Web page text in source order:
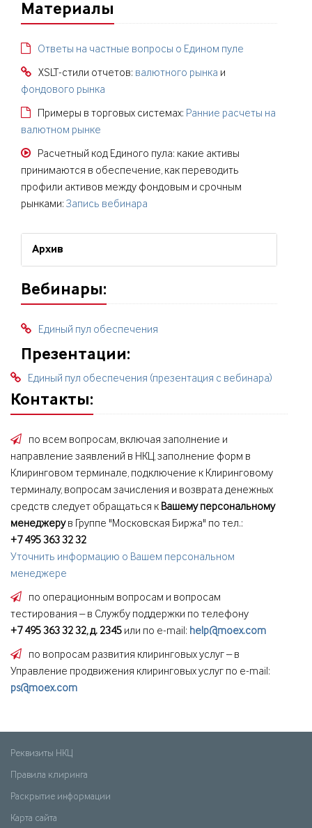
Материалы
Ответы на частные вопросы о Едином пуле
XSLT-стили отчетов: валютного рынка и
фондового рынка
Примеры в торговых системах: Ранние расчеты на
валютном рынке
Расчетный код Единого пула: какие активы
принимаются в обеспечение, как переводить
профили активов между фондовым и срочным
рынками: Запись вебинара
Архив
Вебинары:
Единый пул обеспечения
Презентации:
Единый пул обеспечения (презентация с вебинара)
Контакты:
по всем вопросам, включая заполнение и
направление заявлений в НКЦ, заполнение форм в
Клиринговом терминале, подключение к Клиринговому
терминалу, вопросам зачисления и возврата денежных
средств следует обращаться к Вашему персональному
менеджерув Группе "Московская Биржа" по тел.:
+7 495 363 32 32
Уточнить информацию о Вашем персональном
менеджере
по операционным вопросам и вопросам
тестирования – в Службу поддержки по телефону
+7 495 363 32 32, д. 2345 или по e-mail: help@moex.com
по вопросам развития клиринговых услуг – в
Управление продвижения клиринговых услуг по e-mail:
ps@moex.com
Реквизиты НКЦ
Правила клиринга
Раскрытие информации
Карта сайта